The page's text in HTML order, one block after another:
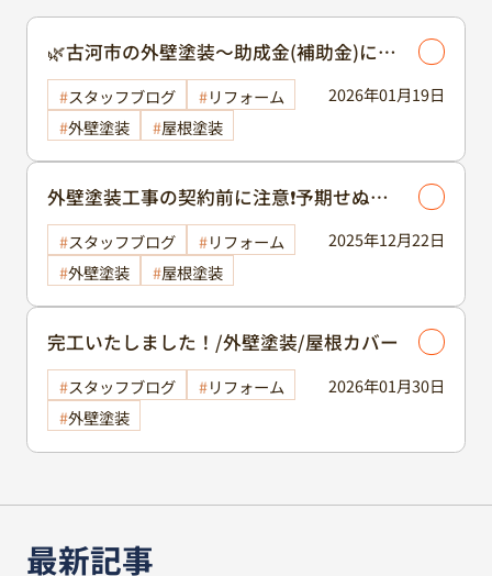
最新記事
2026年01月19日
🌿古河市の外壁塗装～助成金(補助金)につ
いて～🌿
スタッフブログ
リフォーム
外壁塗装
屋根塗装
2025年12月22日
外壁塗装工事の契約前に注意❗予期せぬト
ラブルに巻き込まれるかも⁉️トラブル回避
のポイントを塗装のプロが徹底解説いたし
ます❗
スタッフブログ
リフォーム
外壁塗装
屋根塗装
2026年01月30日
完工いたしました！/外壁塗装/屋根カバー
スタッフブログ
リフォーム
外壁塗装